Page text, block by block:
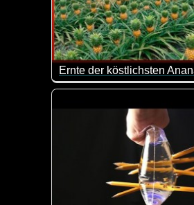
Ananas ist eine exotische